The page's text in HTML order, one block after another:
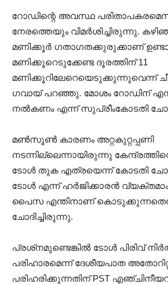
റോഡിന്റെ അവസ്ഥ
നേരത്തെയും വിമര്‍ശിച്ചിരുന്നു.
മണിക്കൂര്‍ ഗതാഗതക്കുരുക്കാണ്
മണിക്കൂറെടുക്കേണ്ട ദൂരത്തിന് 11
മണിക്കൂറിലേറെയെടുക്കുന്നുവെന്ന്
ഗവായ് പറഞ്ഞു. മോശം റോഡിന്
നല്‍കണം എന്ന് സുപ്രീംകോടതി
മണ്‍സൂണ്‍ കാരണം അറ്റകുറ്റപ്പണി
നടന്നില്ലെന്നായിരുന്നു
ടോള്‍ തുക എത്രയെന്ന് കോടതി
ടോള്‍ എന്ന് ഹര്‍ജിക്കാരന്‍
പൈസ എന്തിനാണ് കൊടുക്കുന്നതെന്ന്
ചോദിച്ചിരുന്നു.
പ്രശ്‌നമുണ്ടെങ്കില്‍ ടോള്‍ പിരിവ്
പരിഹാരമെന്ന് ദേശീയപാത
പരിഹരിക്കുന്നതിന് PST